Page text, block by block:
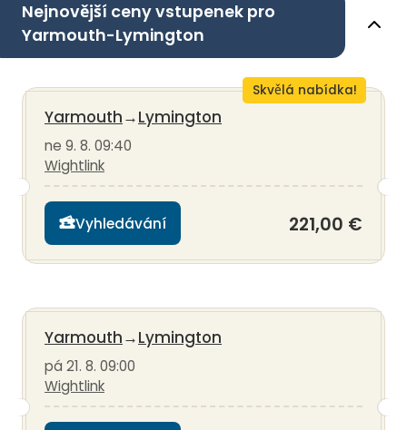
Nejnovější ceny vstupenek pro
Yarmouth-Lymington
Skvělá nabídka!
Yarmouth→Lymington
ne 9. 8. 09:40
Wightlink
Vyhledávání 221,00 €
Yarmouth→Lymington
pá 21. 8. 09:00
Wightlink